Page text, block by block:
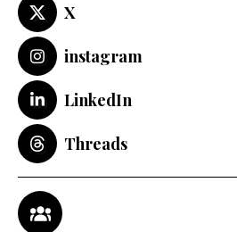
X
instagram
LinkedIn
Threads